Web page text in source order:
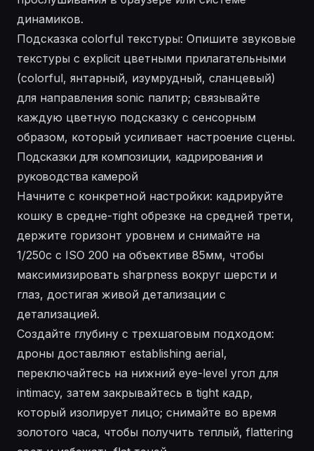
динамиков.
Подсказка colorful текстуры: Опишите звуковые
текстуры с explicit цветными прилагательными
(colorful, янтарный, изумрудный, сланцевый)
для направления sonic палитр; связывайте
каждую цветную подсказку с сенсорным
образом, который усиливает настроение сцены.
Подсказки для композиции, кадрирования и
руководства камерой
Начните с конкретной настройки: кадрируйте
кошку в средне-тight обрезке на средней трети,
держите горизонт уровнем и снимайте на
1/250с с ISO 200 на объективе 85мм, чтобы
максимизировать sharpness вокруг шерсти и
глаз, достигая живой детализации с
детализацией.
Создайте глубину с трехшаговым подходом:
дроны доставляют establishing aerial,
переключайтесь на нижний eye-level угол для
intimacy, затем закрывайтесь в tight кадр,
который изолирует лицо; снимайте во время
золотого часа, чтобы получить теплый, flattering